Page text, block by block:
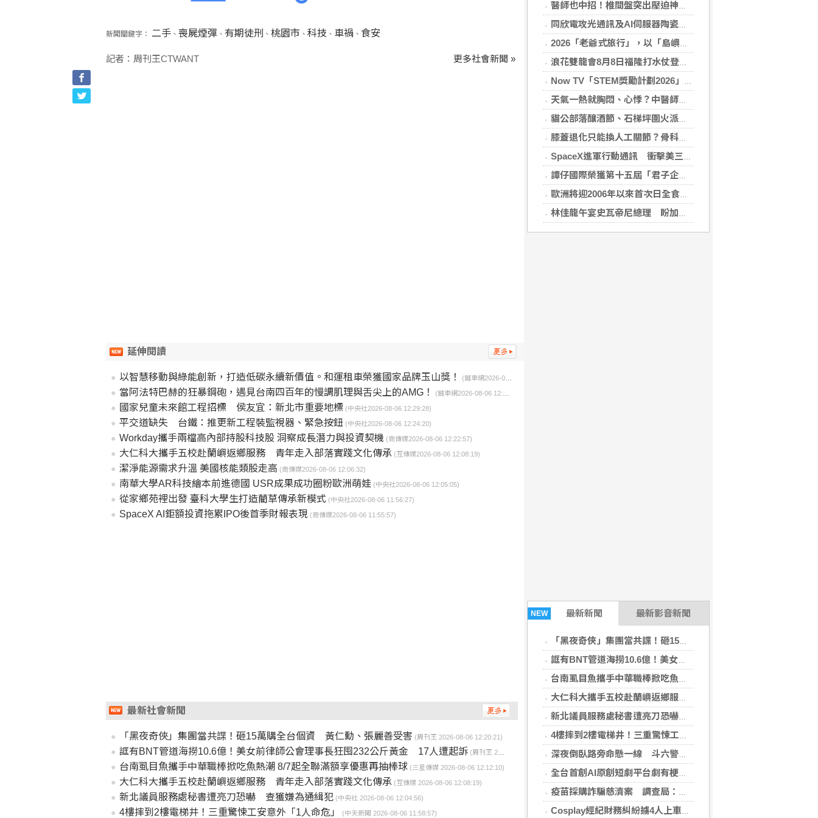
醫師也中招！椎間盤突出壓迫神經 微創內視鏡手術助重返正常生活
同欣電攻光通訊及AI伺服器陶瓷基板 明年業績看佳
2026「老爺式旅行」，以「島嶼的弦外之音」為題 帶旅人開箱歌劇院後台、探訪地下舞廳年代及體驗民歌
浪花雙龍會8月8日福隆打水仗登場 尚有免費名額快報名，還可抽住宿券！
Now TV「STEM獎勵計劃2026」正式開始｜獲長隆度假區全力支持 推出《主題樂園有趣科學大探索》第二季及「長隆小科學家大獎」
天氣一熱就胸悶、心悸？中醫師提醒：高溫讓心臟負擔大增，別輕忽身體警訊
貓公部落釀酒節、石梯坪圍火派對 分別在中秋與國慶連假登場
膝蓋退化只能換人工關節？骨科醫師解析「退化性關節炎」治療評估
SpaceX進軍行動通訊 衝擊美三大電信巨頭
譚仔國際榮獲第十五屆「君子企業獎」 卓越ESG及營商表現備受肯定
歐洲將迎2006年以來首次日全食 觀測資訊一次看
林佳龍午宴史瓦帝尼總理 盼加強各領域雙邊合作
NEW 最新新聞 最新影音新聞
「黑夜奇俠」集團當共諜！砸15萬購全台個資 黃仁勳、張麗善受害
誆有BNT管道海撈10.6億！美女前律師公會理事長狂囤232公斤黃金 17人遭起訴
台南虱目魚攜手中華職棒掀吃魚熱潮 8/7起全聯滿額享優惠再抽棒球
大仁科大攜手五校赴蘭嶼返鄉服務 青年走入部落實踐文化傳承
新北議員服務處秘書遭亮刀恐嚇 查獲嫌為通緝犯
4樓摔到2樓電梯井！三重驚悚工安意外「1人命危」
深夜倒臥路旁命懸一線 斗六警眼尖救回失聯婦人
全台首創AI原創短劇平台劇有梗股份有限公司宣布：旗下品牌（My Dream) 全面升級 AI 原創娛樂平台 打造 AI IP 娛樂生態系 布局全球娛樂科技新市場
疫苗採購詐騙慈濟案 調查局：查扣財產逾10億元
Cosplay經紀財務糾紛擄4人上車 2嫌遭訴
新聞關鍵字： 二手、 喪屍煙彈、 有期徒刑 、 桃園市 、 科技 、 車禍 、 食安
記者：周刊王CTWANT 更多社會新聞 »
延伸閱讀
以智慧移動與綠能創新，打造低碳永續新價值。和運租車榮獲國家品牌玉山獎！ (鏈車網2026-08-06 12:31:38)
當阿法特巴赫的狂暴鋼砲，遇見台南四百年的慢調肌理與舌尖上的AMG！ (鏈車網2026-08-06 12:30:04)
國家兒童未來館工程招標 侯友宜：新北市重要地標 (中央社2026-08-06 12:29:28)
平交道缺失 台鐵：推更新工程裝監視器、緊急按鈕 (中央社2026-08-06 12:24:20)
Workday攜手兩檔高內部持股科技股 洞察成長潛力與投資契機 (商傳媒2026-08-06 12:22:57)
大仁科大攜手五校赴蘭嶼返鄉服務 青年走入部落實踐文化傳承 (互傳媒2026-08-06 12:08:19)
潔淨能源需求升溫 美國核能類股走高 (商傳媒2026-08-06 12:06:32)
南華大學AR科技繪本前進德國 USR成果成功圈粉歐洲萌娃 (中央社2026-08-06 12:05:05)
從家鄉苑裡出發 臺科大學生打造藺草傳承新模式 (中央社2026-08-06 11:56:27)
SpaceX AI鉅額投資拖累IPO後首季財報表現 (商傳媒2026-08-06 11:55:57)
最新社會新聞
「黑夜奇俠」集團當共諜！砸15萬購全台個資 黃仁勳、張麗善受害 (周刊王 2026-08-06 12:20:21)
誆有BNT管道海撈10.6億！美女前律師公會理事長狂囤232公斤黃金 17人遭起訴 (周刊王 2026-08-06 12:19:59)
台南虱目魚攜手中華職棒掀吃魚熱潮 8/7起全聯滿額享優惠再抽棒球 (三星傳媒 2026-08-06 12:12:10)
大仁科大攜手五校赴蘭嶼返鄉服務 青年走入部落實踐文化傳承 (互傳媒 2026-08-06 12:08:19)
新北議員服務處秘書遭亮刀恐嚇 查獲嫌為通緝犯 (中央社 2026-08-06 12:04:56)
4樓摔到2樓電梯井！三重驚悚工安意外「1人命危」 (中天新聞 2026-08-06 11:58:57)